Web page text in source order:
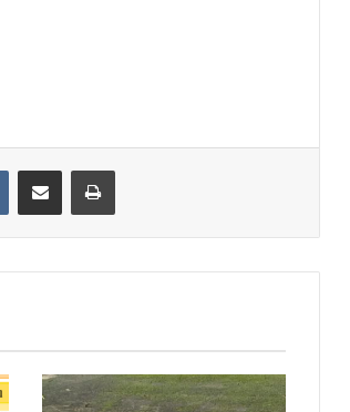
VKontaktePartager par email Imprimer